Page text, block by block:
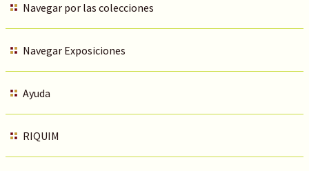
Navegar por las colecciones
Navegar Exposiciones
Ayuda
RIQUIM